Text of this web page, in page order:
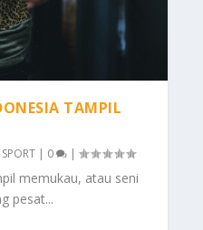
TAMPIL
SPORT | 0 |
memukau, atau seni
pesat...